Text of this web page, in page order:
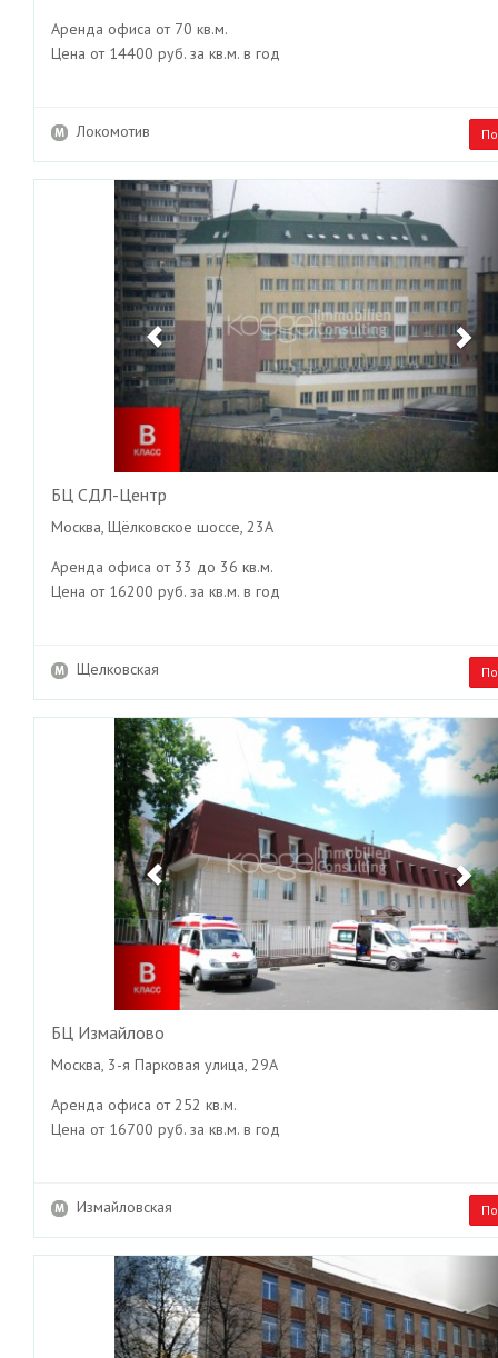
Аренда офиса от 70 кв.м.
Цена от 14400 руб. за кв.м. в год
Локомотив
Previous
БЦ СДЛ-Центр
Москва, Щёлковское шоссе, 23А
Аренда офиса от 33 до 36 кв.м.
Цена от 16200 руб. за кв.м. в год
Щелковская
Previous
БЦ Измайлово
Москва, 3-я Парковая улица, 29А
Аренда офиса от 252 кв.м.
Цена от 16700 руб. за кв.м. в год
Измайловская
Previous